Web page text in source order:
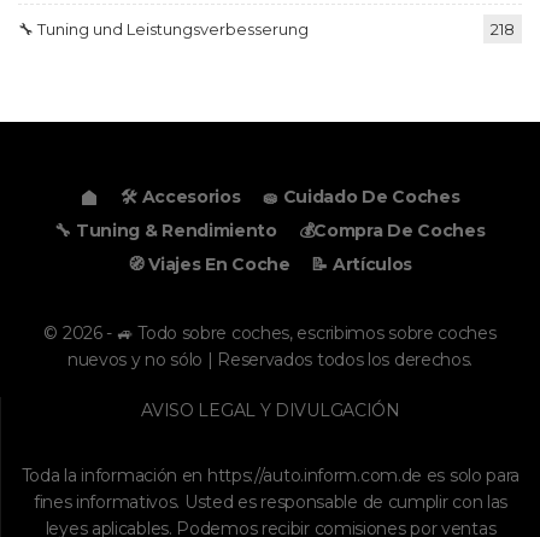
🔧 Tuning und Leistungsverbesserung 218
🛠️ Accesorios
🧽 Cuidado De Coches
🔧 Tuning & Rendimiento
💰Compra De Coches
🧭 Viajes En Coche
📝 Artículos
© 2026 - 🚙 Todo sobre coches, escribimos sobre coches
nuevos y no sólo | Reservados todos los derechos.
AVISO LEGAL Y DIVULGACIÓN
Toda la información en https://auto.inform.com.de es solo para
fines informativos. Usted es responsable de cumplir con las
leyes aplicables. Podemos recibir comisiones por ventas